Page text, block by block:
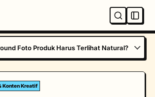
Foto Produk Harus Terlihat Natural?
Konten Kreatif